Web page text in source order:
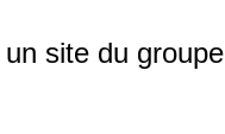
un site du groupe